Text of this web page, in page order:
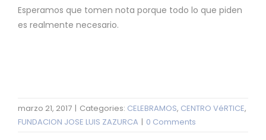
Esperamos que tomen nota porque todo lo que piden
es realmente necesario.
marzo 21, 2017 | Categories: CELEBRAMOS, CENTRO VéRTICE,
FUNDACION JOSE LUIS ZAZURCA | 0 Comments